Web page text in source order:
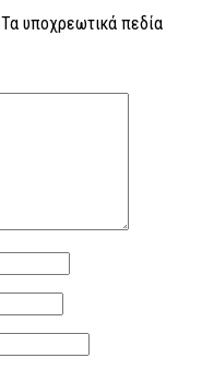
Τα υποχρεωτικά πεδία